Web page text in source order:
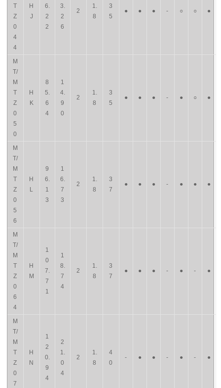
T
Z
0
4
4
H
J
6.
2
2
3.
2
6
2
1.
8
3
5
● ● ● - ○ ○ ●
M
T/
M
T
Z
0
5
0
H
K
8
5.
6
4
1
4.
9
0
2
1.
8
3
5
● ● ● - ● ○ ●
M
T/
M
T
Z
0
5
6
H
L
9
6.
1
3
1
6.
7
3
2
1.
8
3
7
● ● ● - ● ● ●
M
T/
M
T
Z
0
6
4
H
M
1
0
7.
7
1
1
8.
7
4
2
1.
8
3
7
● ● ● - ● - ●
M
T/
M
T
Z
0
7
H
N
1
2
0.
9
4
2
1.
0
4
2
1.
8
4
0
- ● ● - ● - ●